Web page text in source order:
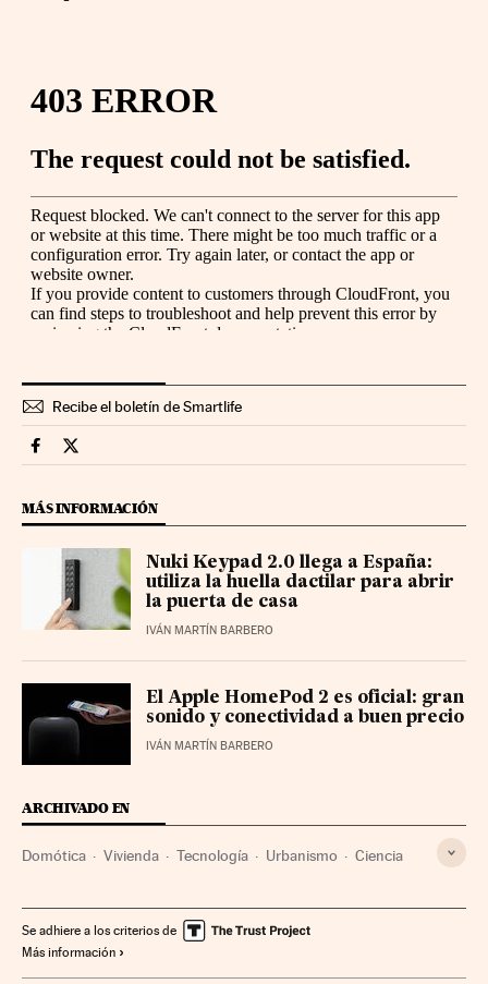
Recibe el boletín de Smartlife
Smartlife Cinco Días en Facebook
Smartlife Cinco Días en Twitter
MÁS INFORMACIÓN
Nuki Keypad 2.0 llega a España:
utiliza la huella dactilar para abrir
la puerta de casa
IVÁN MARTÍN BARBERO
El Apple HomePod 2 es oficial: gran
sonido y conectividad a buen precio
IVÁN MARTÍN BARBERO
ARCHIVADO EN
Domótica Vivienda Tecnología Urbanismo Ciencia
Se adhiere a los criterios de
Más información